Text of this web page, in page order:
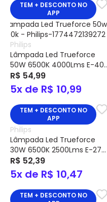
TEM + DESCONTO NO
APP
Philips
Lâmpada Led Trueforce
50W 6500K 4000Lms E-40
A125 Bivolt TFHB40WMVF
Cód. 929003792642 – Philips
R$ 54,99
5x de R$ 10,99
TEM + DESCONTO NO
APP
Philips
Lâmpada Led Trueforce
30W 6500K 2500Lms E-27
TFH30WE27MVF Cód.
929003758612 – Philips
R$ 52,39
5x de R$ 10,47
TEM + DESCONTO NO